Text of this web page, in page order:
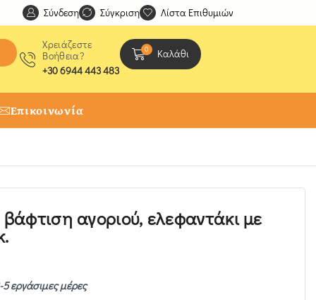
Ανακαλύψτε μοναδικές δημιουργίες από τους
Σύνδεση Σύγκριση Λίστα Επιθυμιών
Χρειάζεστε
Βοήθεια?
+30 6944 443 483
0 Καλάθι
Επικοινωνία
βάφτιση αγοριού, ελεφαντάκι με
εργάσιμες μέρες